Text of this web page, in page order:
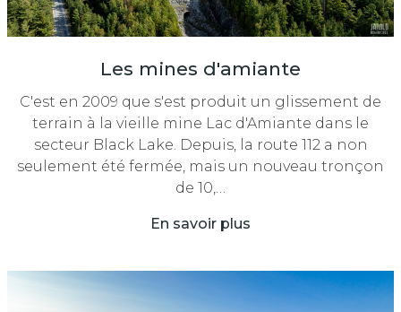
Les mines d'amiante
C'est en 2009 que s'est produit un glissement de
terrain à la vieille mine Lac d'Amiante dans le
secteur Black Lake. Depuis, la route 112 a non
seulement été fermée, mais un nouveau tronçon
de 10,…
En savoir plus